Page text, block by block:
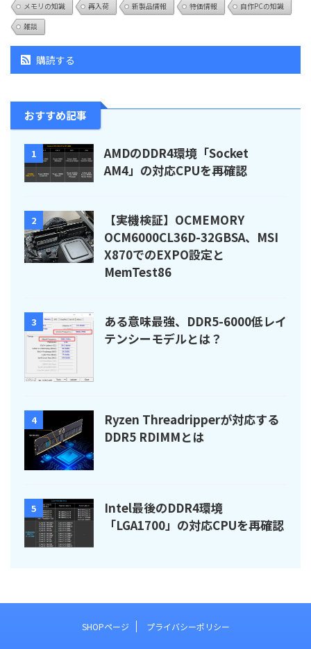
メモリの知識
再入荷 新製品情報 特価情報
自作PCの知識
雑談
購読する
おすすめ記事
1
AMDのDDR4環境「Socket
AM4」の対応CPUを再確認
2
【実機検証】OCMEMORY
OCM6000CL36D-32GBSA、MSI
X870でのEXPO設定と
MemTest86
3
ある意味最強、DDR5-6000低レイ
テンシーモデルとは？
4
Ryzen Threadripperが対応する
DDR5 RDIMMとは
5
Intel最後のDDR4環境
「LGA1700」の対応CPUを再確認
SHOPページ プライバシーポリシー